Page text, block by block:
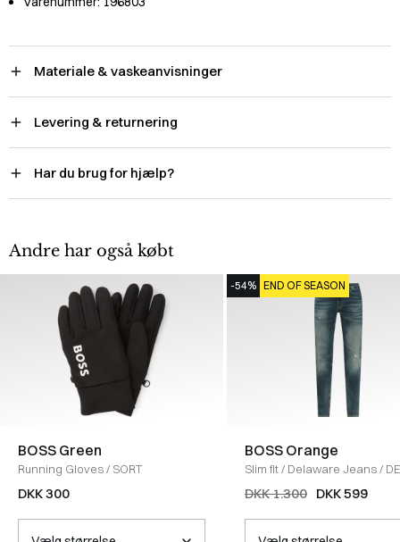
Materiale & vaskeanvisninger
Levering & returnering
Har du brug for hjælp?
Andre har også købt
BOSS Green
Running Gloves/ SORT
DKK 300
-54% END OF SEASON
BOSS Orange
Slim fit/ Delaware Jeans/
DKK 1.300 DKK 599